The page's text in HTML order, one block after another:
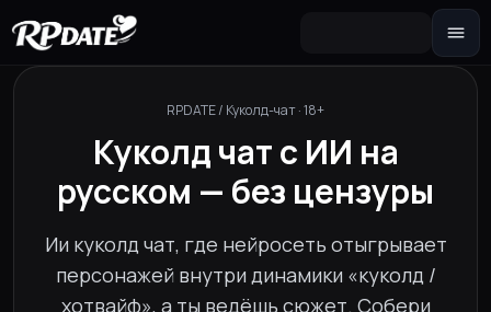
Собери внешность и сгенерируй
Сценарий
Сюжетная завязка для роли
Переписка 18+ и фото по запросу
Новеллу
RPDATE / Куколд-чат · 18+
Куколд чат с ИИ на
русском — без цензуры
Ии куколд чат, где нейросеть отыгрывает
персонажей внутри динамики «куколд /
хотвайф», а ты ведёшь сюжет. Собери